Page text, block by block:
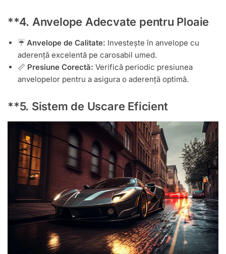
**4. Anvelope Adecvate pentru Ploaie
☔ Anvelope de Calitate: Investește în anvelope cu
aderență excelentă pe carosabil umed.
📏 Presiune Corectă: Verifică periodic presiunea
anvelopelor pentru a asigura o aderență optimă.
**5. Sistem de Uscare Eficient